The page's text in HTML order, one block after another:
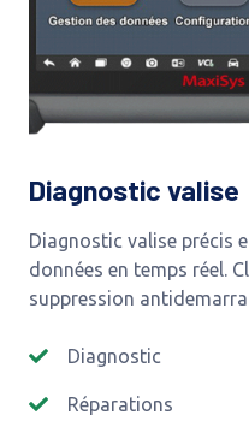
Diagnostic valise
Diagnostic valise précis
données en temps réel.
suppression
Diagnostic
Réparations